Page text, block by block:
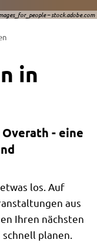
– stock.adobe.com
in
- eine
los. Auf
aus
Ihren nächsten
planen.